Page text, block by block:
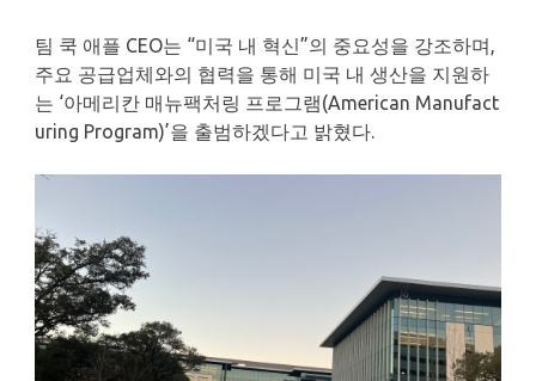
팀 쿡 애플 CEO는 “미국 내 혁신”의 중요성을 강조하며,
주요 공급업체와의 협력을 통해 미국 내 생산을 지원하
는 ‘아메리칸 매뉴팩처링 프로그램(American Manufact
uring Program)’을 출범하겠다고 밝혔다.